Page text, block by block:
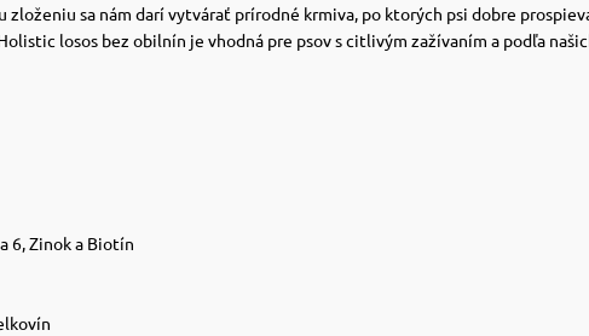
sa nám darí vytvárať prírodné krmiva, po ktorých psi dobre
losos bez obilnín je vhodná pre psov s citlivým zažívaním a podľa
6, Zinok a Biotín